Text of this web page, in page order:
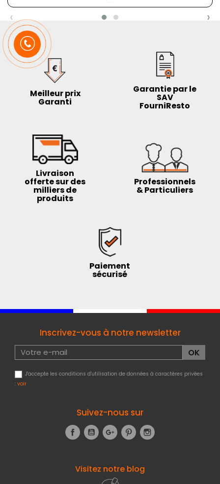
‹ ›
Meilleur prix
Garanti
Garantie par le
SAV
FourniResto
Livraison
offerte sur des
milliers de
produits
Professionnels
& Particuliers
Paiement
sécurisé
Inscrivez-vous à notre newsletter
J'accepte les conditions d'utilisation de données à caractères privées
: voir
Suivez-nous sur
FacebookYouTubeGoogle+Pinterest
Visitez notre blog